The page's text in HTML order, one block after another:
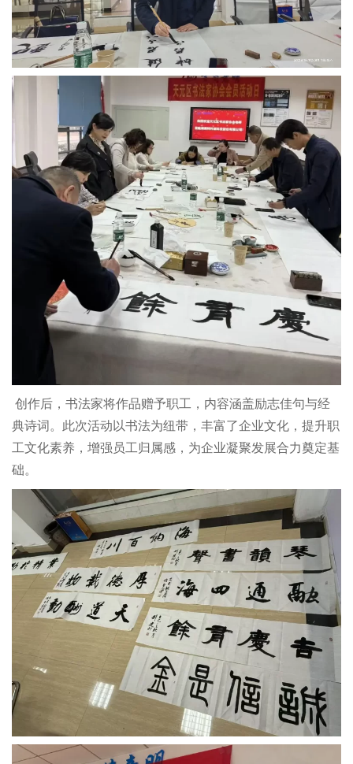
创作后，书法家将作品赠予职工，内容涵盖励志佳句与经
典诗词。此次活动以书法为纽带，丰富了企业文化，提升职
工文化素养，增强员工归属感，为企业凝聚发展合力奠定基
础。